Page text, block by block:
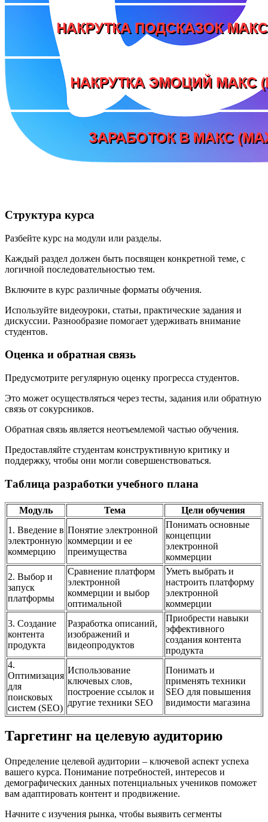
Структура курса
Разбейте курс на модули или разделы.
Каждый раздел должен быть посвящен конкретной теме, с
логичной последовательностью тем.
Включите в курс различные форматы обучения.
Используйте видеоуроки, статьи, практические задания и
дискуссии. Разнообразие помогает удерживать внимание
студентов.
Оценка и обратная связь
Предусмотрите регулярную оценку прогресса студентов.
Это может осуществляться через тесты, задания или обратную
связь от сокурсников.
Обратная связь является неотъемлемой частью обучения.
Предоставляйте студентам конструктивную критику и
поддержку, чтобы они могли совершенствоваться.
Таблица разработки учебного плана
Модуль Тема
Цели обучения
1. Введение в
электронную
коммерцию
Понятие электронной
коммерции и ее
преимущества
Понимать основные
концепции
электронной
коммерции
2. Выбор и
запуск
платформы
Сравнение платформ
электронной
коммерции и выбор
оптимальной
Уметь выбрать и
настроить платформу
электронной
коммерции
3. Создание
контента
продукта
Разработка описаний,
изображений и
видеопродуктов
Приобрести навыки
эффективного
создания контента
продукта
4.
Оптимизация
для
поисковых
систем (SEO)
Использование
ключевых слов,
построение ссылок и
другие техники SEO
Понимать и
применять техники
SEO для повышения
видимости магазина
Таргетинг на целевую аудиторию
Определение целевой аудитории – ключевой аспект успеха
вашего курса. Понимание потребностей, интересов и
демографических данных потенциальных учеников поможет
вам адаптировать контент и продвижение.
Начните с изучения рынка, чтобы выявить сегменты